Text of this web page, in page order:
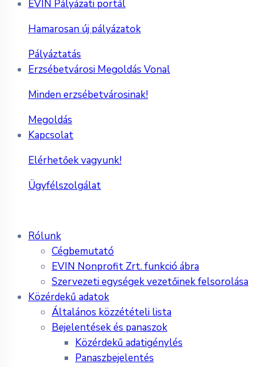
EVIN Pályázati portál
Hamarosan új pályázatok
Pályáztatás
Erzsébetvárosi Megoldás Vonal
Minden erzsébetvárosinak!
Megoldás
Kapcsolat
Elérhetőek vagyunk!
Ügyfélszolgálat
Rólunk
Cégbemutató
EVIN Nonprofit Zrt. funkció ábra
Szervezeti egységek vezetőinek felsorolása
Közérdekű adatok
Általános közzétételi lista
Bejelentések és panaszok
Közérdekű adatigénylés
Panaszbejelentés